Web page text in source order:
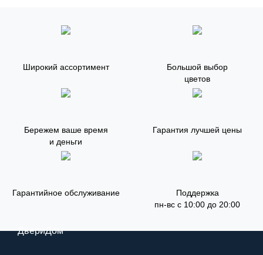
Широкий ассортимент
Большой выбор
цветов
Бережем ваше время
и деньги
Гарантия лучшей цены
Гарантийное обслуживание
Поддержка
пн-вс с 10:00 до 20:00
ДвериДом